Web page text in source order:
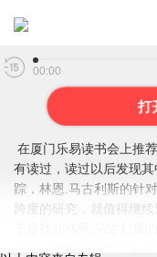
77 后记 20160402_145327
00:00
打
在厦门乐易读书会上推
有读过，读过以后发现
踪，林恩.马古利斯的针
跨度的研究，就值得继
于是找到林恩.马古利斯